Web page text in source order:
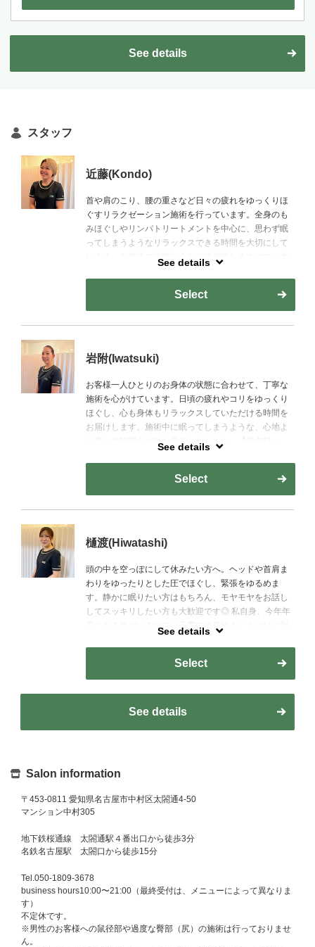
See details
スタッフ
近藤(Kondo)
首や肩のこり、腰の重さなど日々の疲れをゆっくりほ
ぐすリラクゼーション施術を行っています。全身のも
みほぐしやリンパトリートメントを中心に、思わず眠
ってしまうようなリラックスできる時間を大切にして
[Gentle, Restorative Care Tailored to Your Body]
Kondo offers relaxing treatments designed to gently
stiffness, as well as heaviness in the lower back.
lymphatic therapy, creating a calm, soothing
experience that may leave you drifting off to sleep.
Each session is carefully tailored to your body’s
condition, so please feel free to let her know your
-Therapist Nomination Fee: ¥600 (tax included)-
See details
Select
岩附(Iwatsuki)
お客様一人ひとりのお身体の状態に合わせて、丁寧な
施術を心がけています。日頃の疲れやコリをゆっくり
ほぐし、心も身体もリラックスしていただける時間を
お届けします。施術中に眠ってしまうような、心地よ
[Thoughtful Care Tailored to Each Guest]
Iwatsuki is committed to providing careful, attentive
treatments tailored to each guest’s body condition.
helping you relax both physically and mentally.
comfortable that you may find yourself drifting off to
sleep.
-Therapist Nomination Fee: ¥600 (tax included)-
See details
Select
樋渡(Hiwatashi)
頭の中を空っぽにして休みたい方へ。ヘッドや首肩ま
わりをゆったりとした圧でほぐし、緊張をゆるめま
す。静かに眠りたい方はもちろん、モヤモヤをお話し
してスッキリしたい方も大歓迎です◎ 私自身、今年年
[A Gentle Moment to Clear Your Mind]
For those who want to empty their mind and truly rest,
Hiwatashi offers gentle care focused on the head,
refreshed, you are warmly welcome.
As a mother of a daughter who will be entering her
final year of kindergarten this year, she also
She will gently support you at your own pace, creating
a calm and comforting time just for you.
-Therapist Nomination Fee: ¥600 (tax included)-
See details
Select
See details
Salon information
〒453-0811 愛知県名古屋市中村区太閤通4-50
マンション中村305
地下鉄桜通線 太閤通駅４番出口から徒歩3分
名鉄名古屋駅 太閤口から徒歩15分
Tel.050-1809-3678
business hours10:00〜21:00（最終受付は、メニューによって異なりま
す）
不定休です。
※男性のお客様への鼠径部や過度な臀部（尻）の施術は行っておりませ
ん。